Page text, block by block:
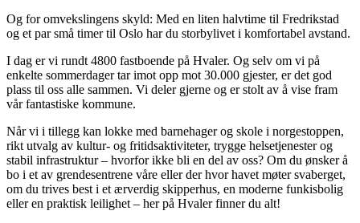
Og for omvekslingens skyld: Med en liten halvtime til Fredrikstad
og et par små timer til Oslo har du storbylivet i komfortabel avstand.
I dag er vi rundt 4800 fastboende på Hvaler. Og selv om vi på
enkelte sommerdager tar imot opp mot 30.000 gjester, er det god
plass til oss alle sammen. Vi deler gjerne og er stolt av å vise fram
vår fantastiske kommune.
Når vi i tillegg kan lokke med barnehager og skole i norgestoppen,
rikt utvalg av kultur- og fritidsaktiviteter, trygge helsetjenester og
stabil infrastruktur – hvorfor ikke bli en del av oss? Om du ønsker å
bo i et av grendesentrene våre eller der hvor havet møter svaberget,
om du trives best i et ærverdig skipperhus, en moderne funkisbolig
eller en praktisk leilighet – her på Hvaler finner du alt!